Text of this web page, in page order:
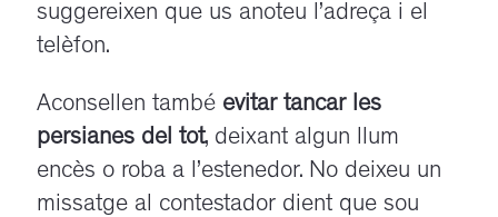
suggereixen que us anoteu l’adreça i el
telèfon.
Aconsellen també evitar tancar les
persianes del tot, deixant algun llum
encès o roba a l’estenedor. No deixeu un
missatge al contestador dient que sou